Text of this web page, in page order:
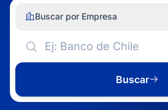
Buscar por Empresa
Buscar